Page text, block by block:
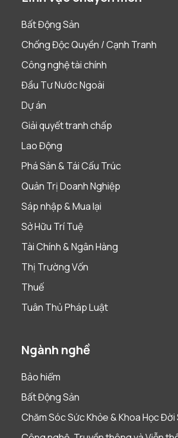
Bất Động Sản
Chống Độc Quyền / Cạnh Tranh
Công nghệ tài chính
Đầu Tư Nước Ngoài
Dự án
Giải quyết tranh chấp
Lao Động
Phá Sản & Tái Cấu Trúc
Quản Trị Doanh Nghiệp
Sáp nhập & Mua lại
Sở Hữu Trí Tuệ
Tài Chính & Ngân Hàng
Thị Trường Vốn
Thuế
Tuân Thủ Pháp Luật
Ngành nghề
Bảo hiểm
Bất Động Sản
Chăm Sóc Sức Khỏe & Khoa Học Đời